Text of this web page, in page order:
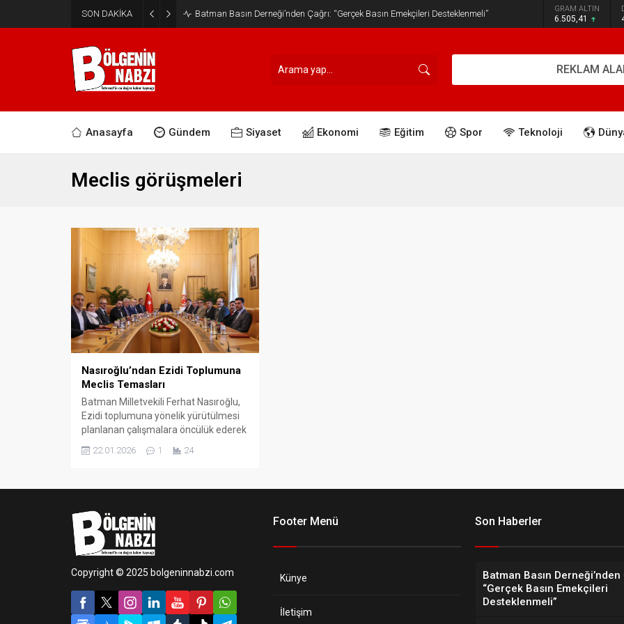
SON DAKİKA Batman Basın Derneği’nden Çağrı: “Gerçek Basın Emekçileri Desteklenmeli” GRAM ALTIN
6.505,41
REKLAM
Anasayfa Gündem Siyaset Ekonomi Eğitim Spor Teknoloji
Meclis görüşmeleri
Nasıroğlu’ndan Ezidi Toplumuna
Meclis Temasları
Batman Milletvekili Ferhat Nasıroğlu,
Ezidi toplumuna yönelik yürütülmesi
planlanan çalışmalara öncülük ederek
birlikte Türkiye Büyük Millet
22.01.2026 1 24
Copyright © 2025 bolgeninnabzi.com
Footer Menü
Künye
İletişim
Son Haberler
Batman Basın Derneği’nden
“Gerçek Basın Emekçileri
Desteklenmeli”